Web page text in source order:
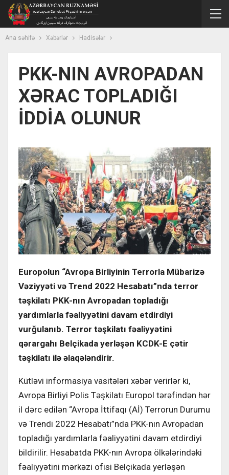
Ana səhifə Xəbərlər Hadisələr
PKK-NIN AVROPADAN
XƏRAC TOPLADIĞI
İDDİA OLUNUR
Europolun “Avropa Birliyinin Terrorla Mübarizə
Vəziyyəti və Trend 2022 Hesabatı”nda terror
təşkilatı PKK-nın Avropadan topladığı
yardımlarla fəaliyyətini davam etdirdiyi
vurğulanıb. Terror təşkilatı fəaliyyətini
qərargahı Belçikada yerləşən KCDK-E çətir
təşkilatı ilə əlaqələndirir.
Kütləvi informasiya vasitələri xəbər verirlər ki,
Avropa Birliyi Polis Təşkilatı Europol tərəfindən hər
il dərc edilən “Avropa İttifaqı (Aİ) Terrorun Durumu
və Trendi 2022 Hesabatı”nda PKK-nın Avropadan
topladığı yardımlarla fəaliyyətini davam etdirdiyi
bildirilir. Hesabatda PKK-nın Avropa ölkələrindəki
fəaliyyətini mərkəzi ofisi Belçikada yerləşən